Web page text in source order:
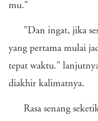
mu.”
”Dan ingat, jika
yang pertama mulai
tepat waktu.”
diakhir kalimatnya.
Rasa senang